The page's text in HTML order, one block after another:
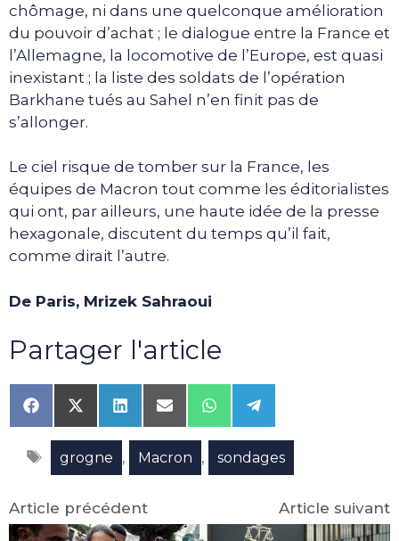
chômage, ni dans une quelconque amélioration
du pouvoir d’achat ; le dialogue entre la France et
l’Allemagne, la locomotive de l’Europe, est quasi
inexistant ; la liste des soldats de l’opération
Barkhane tués au Sahel n’en finit pas de
s’allonger.
Le ciel risque de tomber sur la France, les
équipes de Macron tout comme les éditorialistes
qui ont, par ailleurs, une haute idée de la presse
hexagonale, discutent du temps qu’il fait,
comme dirait l’autre.
De Paris, Mrizek Sahraoui
Partager l'article
Share
on
Facebook
Share
on
X
(Twitter)
Share
on
LinkedIn
Share
on
Email
Share
on
WhatsApp
Share
on
Telegram
Étiquettes
grogne , Macron , sondages
Article précédent Article suivant